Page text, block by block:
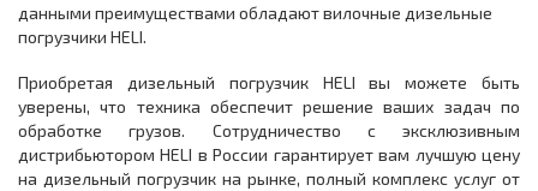
данными преимуществами обладают вилочные дизельные
погрузчики HELI.
Приобретая дизельный погрузчик HELI вы можете быть
уверены, что техника обеспечит решение ваших задач по
обработке грузов. Сотрудничество с эксклюзивным
дистрибьютором HELI в России гарантирует вам лучшую цену
на дизельный погрузчик на рынке, полный комплекс услуг от